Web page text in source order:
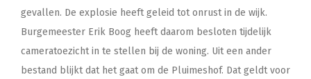
gevallen. De explosie heeft geleid tot onrust in de wijk.
Burgemeester Erik Boog heeft daarom besloten tijdelijk
cameratoezicht in te stellen bij de woning. Uit een ander
bestand blijkt dat het gaat om de Pluimeshof. Dat geldt voor